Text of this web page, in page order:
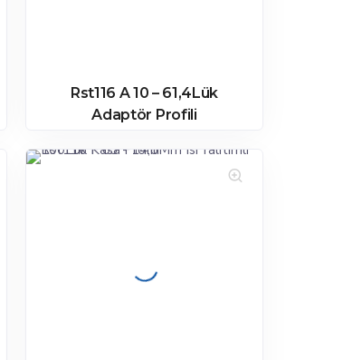
Rst116 A 10 – 61,4Lük
Adaptör Profili